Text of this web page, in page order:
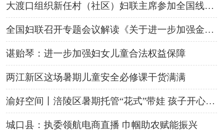
大渡口组织新任村（社区）妇联主席参加全国线上轮训
全国妇联召开专题会议解读《关于进一步加强金融支持
谌贻琴：进一步加强妇女儿童合法权益保障
两江新区这场暑期儿童安全必修课干货满满
渝好空间丨涪陵区暑期托管“花式”带娃 孩子开心家长放心
城口县：执委领航电商直播 巾帼助农赋能振兴